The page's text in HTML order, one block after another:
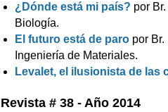
¿Dónde está mi país? por
Biología.
El futuro está de paro por
Ingeniería de Materiales.
Levalet, el ilusionista de las
Revista # 38 - Año 2014